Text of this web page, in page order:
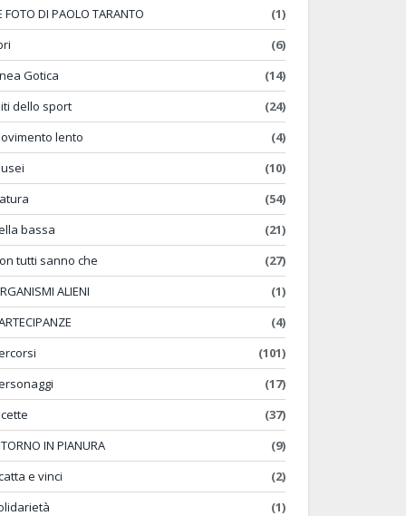
FOTO DI PAOLO TARANTO
(1)
(6)
Gotica
(14)
dello sport
(24)
lento
(4)
(10)
(54)
bassa
(21)
tutti sanno che
(27)
ALIENI
(1)
(4)
(101)
(17)
(37)
IN PIANURA
(9)
e vinci
(2)
(1)